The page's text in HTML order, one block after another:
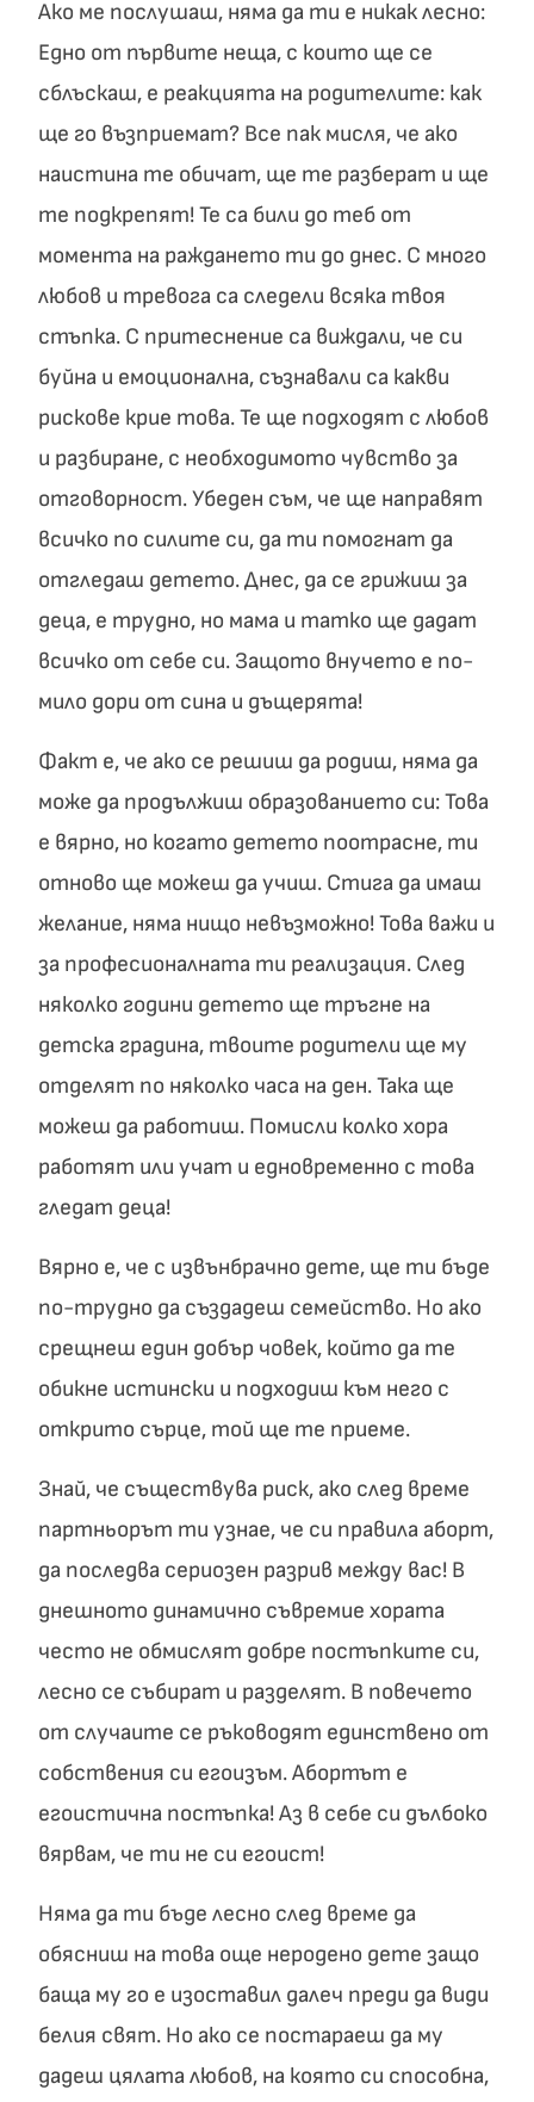
Ако ме послушаш, няма да ти е никак лесно:
Едно от първите неща, с които ще се
сблъскаш, е реакцията на родителите: как
ще го възприемат? Все пак мисля, че ако
наистина те обичат, ще те разберат и ще
те подкрепят! Те са били до теб от
момента на раждането ти до днес. С много
любов и тревога са следели всяка твоя
стъпка. С притеснение са виждали, че си
буйна и емоционална, съзнавали са какви
рискове крие това. Те ще подходят с любов
и разбиране, с необходимото чувство за
отговорност. Убеден съм, че ще направят
всичко по силите си, да ти помогнат да
отгледаш детето. Днес, да се грижиш за
деца, е трудно, но мама и татко ще дадат
всичко от себе си. Защото внучето е по-
мило дори от сина и дъщерята!
Факт е, че ако се решиш да родиш, няма да
може да продължиш образованието си: Това
е вярно, но когато детето поотрасне, ти
отново ще можеш да учиш. Стига да имаш
желание, няма нищо невъзможно! Това важи и
за професионалната ти реализация. След
няколко години детето ще тръгне на
детска градина, твоите родители ще му
отделят по няколко часа на ден. Така ще
можеш да работиш. Помисли колко хора
работят или учат и едновременно с това
гледат деца!
Вярно е, че с извънбрачно дете, ще ти бъде
по-трудно да създадеш семейство. Но ако
срещнеш един добър човек, който да те
обикне истински и подходиш към него с
открито сърце, той ще те приеме.
Знай, че съществува риск, ако след време
партньорът ти узнае, че си правила аборт,
да последва сериозен разрив между вас! В
днешното динамично съвремие хората
често не обмислят добре постъпките си,
лесно се събират и разделят. В повечето
от случаите се ръководят единствено от
собствения си егоизъм. Абортът е
егоистична постъпка! Аз в себе си дълбоко
вярвам, че ти не си егоист!
Няма да ти бъде лесно след време да
обясниш на това още неродено дете защо
баща му го е изоставил далеч преди да види
белия свят. Но ако се постараеш да му
дадеш цялата любов, на която си способна,